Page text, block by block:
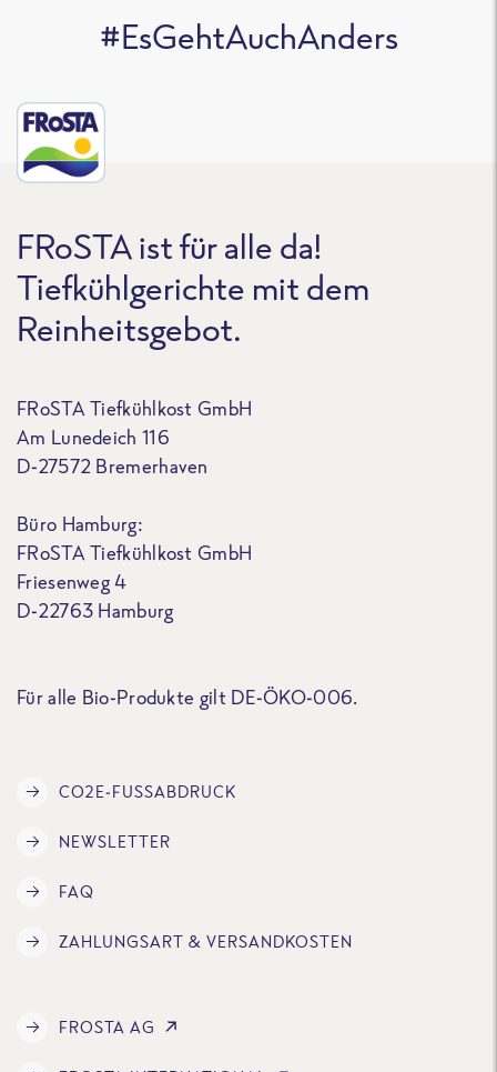
#EsGehtAuchAnders
FRoSTA ist für alle da!
Tiefkühlgerichte mit dem
Reinheitsgebot.
FRoSTA Tiefkühlkost GmbH
Am Lunedeich 116
D-27572 Bremerhaven
Büro Hamburg:
FRoSTA Tiefkühlkost GmbH
Friesenweg 4
D-22763 Hamburg
Für alle Bio-Produkte gilt DE-ÖKO-006.
CO2E-FUSSABDRUCK
NEWSLETTER
FAQ
ZAHLUNGSART & VERSANDKOSTEN
FROSTA AG